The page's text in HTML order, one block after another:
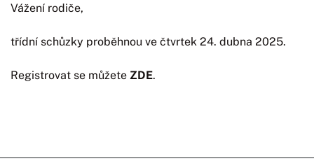
Vážení rodiče,
třídní schůzky proběhnou ve čtvrtek 24. dubna 2025.
Registrovat se můžete ZDE.